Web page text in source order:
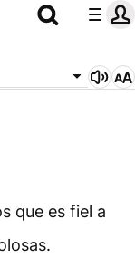
que es fiel a